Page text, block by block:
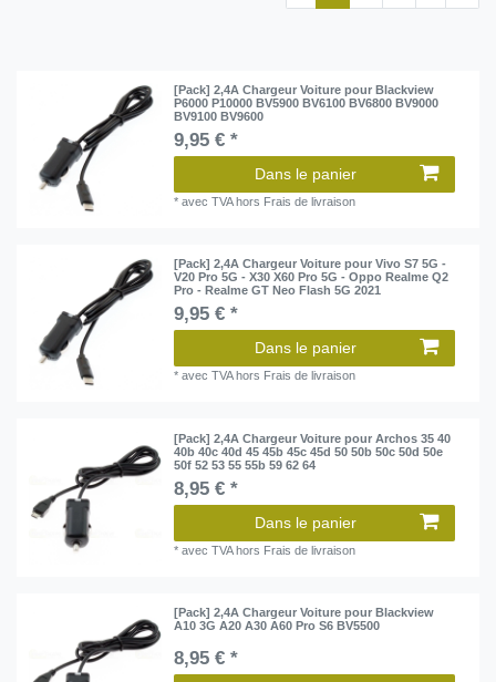
[Pack] 2,4A Chargeur Voiture pour Blackview
P6000 P10000 BV5900 BV6100 BV6800 BV9000
BV9100 BV9600
9,95 € *
Dans le panier
*avec TVAhors Frais de livraison
[Pack] 2,4A Chargeur Voiture pour Vivo S7 5G -
V20 Pro 5G - X30 X60 Pro 5G - Oppo Realme Q2
Pro - Realme GT Neo Flash 5G 2021
9,95 € *
Dans le panier
*avec TVAhors Frais de livraison
[Pack] 2,4A Chargeur Voiture pour Archos 35 40
40b 40c 40d 45 45b 45c 45d 50 50b 50c 50d 50e
50f 52 53 55 55b 59 62 64
8,95 € *
Dans le panier
*avec TVAhors Frais de livraison
[Pack] 2,4A Chargeur Voiture pour Blackview
A10 3G A20 A30 A60 Pro S6 BV5500
8,95 € *